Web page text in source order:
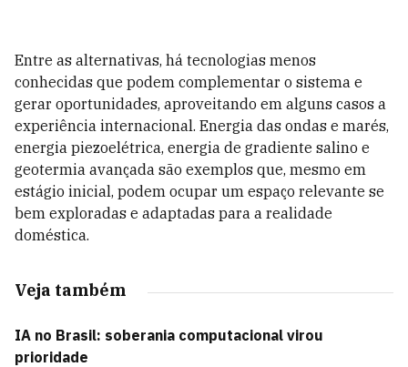
Entre as alternativas, há tecnologias menos
conhecidas que podem complementar o sistema e
gerar oportunidades, aproveitando em alguns casos a
experiência internacional. Energia das ondas e marés,
energia piezoelétrica, energia de gradiente salino e
geotermia avançada são exemplos que, mesmo em
estágio inicial, podem ocupar um espaço relevante se
bem exploradas e adaptadas para a realidade
doméstica.
Veja também
IA no Brasil: soberania computacional virou
prioridade